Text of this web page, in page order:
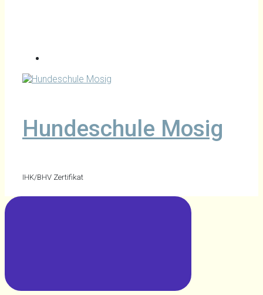
Hundeschule Mosig
IHK/BHV Zertifikat